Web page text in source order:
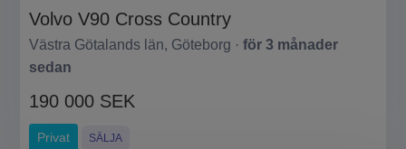
Volvo V90 Cross Country
Västra Götalands län, Göteborg · för 3 månader
sedan
190 000 SEK
Privat SÄLJA